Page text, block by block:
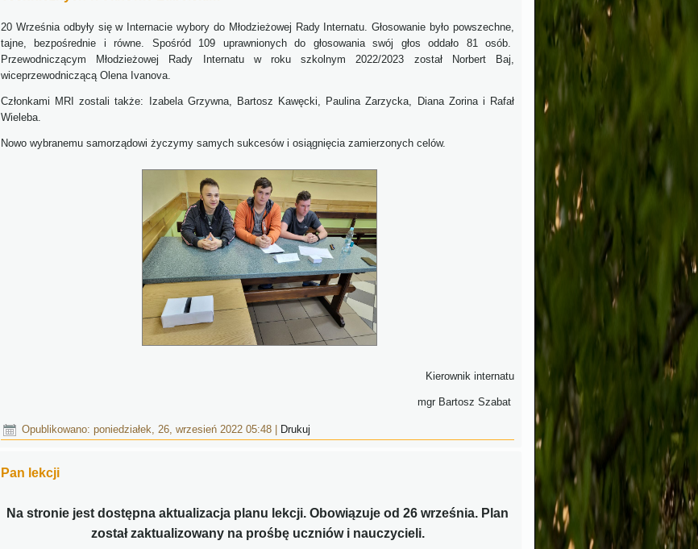
20 Września odbyły się w Internacie wybory do Młodzieżowej Rady Internatu. Głosowanie było powszechne,
tajne, bezpośrednie i równe. Spośród 109 uprawnionych do głosowania swój głos oddało 81 osób.
Przewodniczącym Młodzieżowej Rady Internatu w roku szkolnym 2022/2023 został Norbert Baj,
wiceprzewodniczącą Olena Ivanova.
Członkami MRI zostali także: Izabela Grzywna, Bartosz Kawęcki, Paulina Zarzycka, Diana Zorina i Rafał
Wieleba.
Nowo wybranemu samorządowi życzymy samych sukcesów i osiągnięcia zamierzonych celów.
Kierownik internatu
mgr Bartosz Szabat
Opublikowano: poniedziałek, 26, wrzesień 2022 05:48 Drukuj
Pan lekcji
Na stronie jest dostępna aktualizacja planu lekcji. Obowiązuje od 26 września. Plan
został zaktualizowany na prośbę uczniów i nauczycieli.